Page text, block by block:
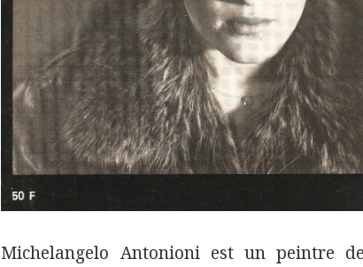
Michelangelo Antonioni est un peintre